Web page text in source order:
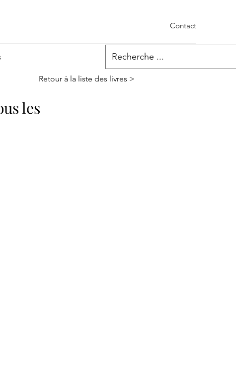
Contact
Retour à la liste des livres >
les